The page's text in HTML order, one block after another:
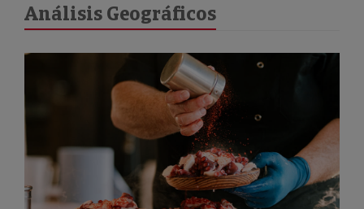
Análisis Geográficos